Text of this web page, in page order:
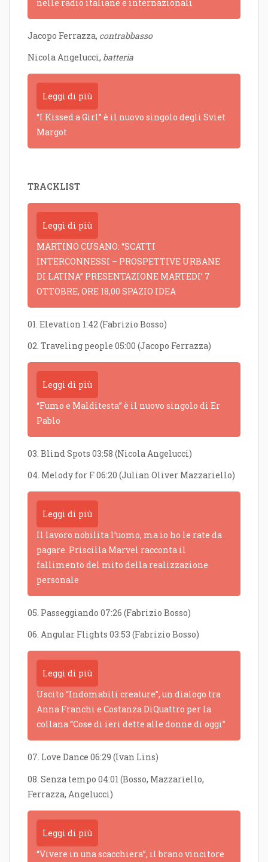
nelle radio italiane e internazionali
Jacopo Ferrazza, contrabbasso
Nicola Angelucci, batteria
Leggi di più
“I Kissed a Girl” è il nuovo singolo degli Sviet
Margot
TRACKLIST
Leggi di più
MARTINO CUSANO: “SCATTI
INTERCONNESSI – PROSPETTIVE URBANE
DI LATINA” PRESENTAZIONE MARTEDI’ 7
OTTOBRE, ORE 18,00 SPAZIO IDEA
01. Elevation 1:42 (Fabrizio Bosso)
02. Traveling people 05:00 (Jacopo Ferrazza)
Leggi di più
“Fumo e Malditesta” è il nuovo singolo di Er
Pablo
03. Blind Spots 03:58 (Nicola Angelucci)
04. Melody for F 06:20 (Julian Oliver Mazzariello)
Leggi di più
Il lavoro nobilita l’uomo, ma io ho le rate da
pagare. Priscilla Marvel racconta il
fallimento del mito della realizzazione
personale
05. Passeggiando 07:26 (Fabrizio Bosso)
06. Angular Flights 03:53 (Fabrizio Bosso)
Leggi di più
Uscito “Indomabili creature”, un dialogo tra
Anna Franchi e Costanza DiQuattro per la
collana “Cose di ieri dette alle donne di oggi”
07. Love Dance 06:29 (Ivan Lins)
08. Senza tempo 04:01 (Bosso, Mazzariello,
Ferrazza, Angelucci)
Leggi di più
“Vivere in una scacchiera”, il brano vincitore